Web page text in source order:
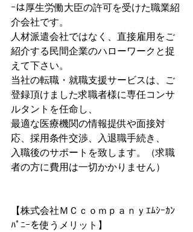
ｰは厚生労働大臣の許可を受けた職業紹
介会社です。
人材派遣会社ではなく、直接雇用をご
紹介する民間企業のハローワークと捉
えて下さい。
当社の転職・就職支援サービスは、ご
登録頂けました求職者様に専任コンサ
ルタントを任命し、
最適な医療機関の情報提供や面接対
応、採用条件交渉、入退職手続き、
入職後のサポートを致します。（求職
者の方に費用は一切かかりません）
【株式会社ＭＣｃｏｍｐａｎｙｴﾑｼｰｶﾝ
ﾊﾟﾆｰを使うメリット】